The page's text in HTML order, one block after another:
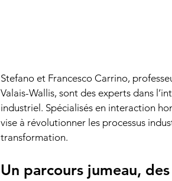
Stefano et Francesco Carrino,
Valais-Wallis, sont des experts dans
industriel. Spécialisés en interaction
vise à révolutionner les processus
transformation.
Un parcours jumeau,